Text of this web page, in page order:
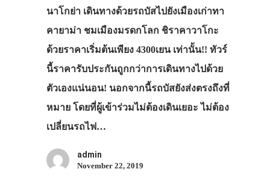
นาโกย่า เดินทางด้วยรถบัสไปยังเมืองเก่าทา
คายาม่า ชมเมืองมรดกโลก ชิราคาวาโกะ
ด้วยราคาเริ่มต้นเพียง 4300เยน เท่านั้น!! ทัวร์
นี้ราคารับประกันถูกกว่าการเดินทางไปด้วย
ตัวเองแน่นอน! นอกจากนี้รถบัสยังส่งตรงถึงที่
หมาย โดยที่ผู้เข้าร่วมไม่ต้องเดินเยอะ ไม่ต้อง
เปลี่ยนรถไฟ…
admin
November 22, 2019